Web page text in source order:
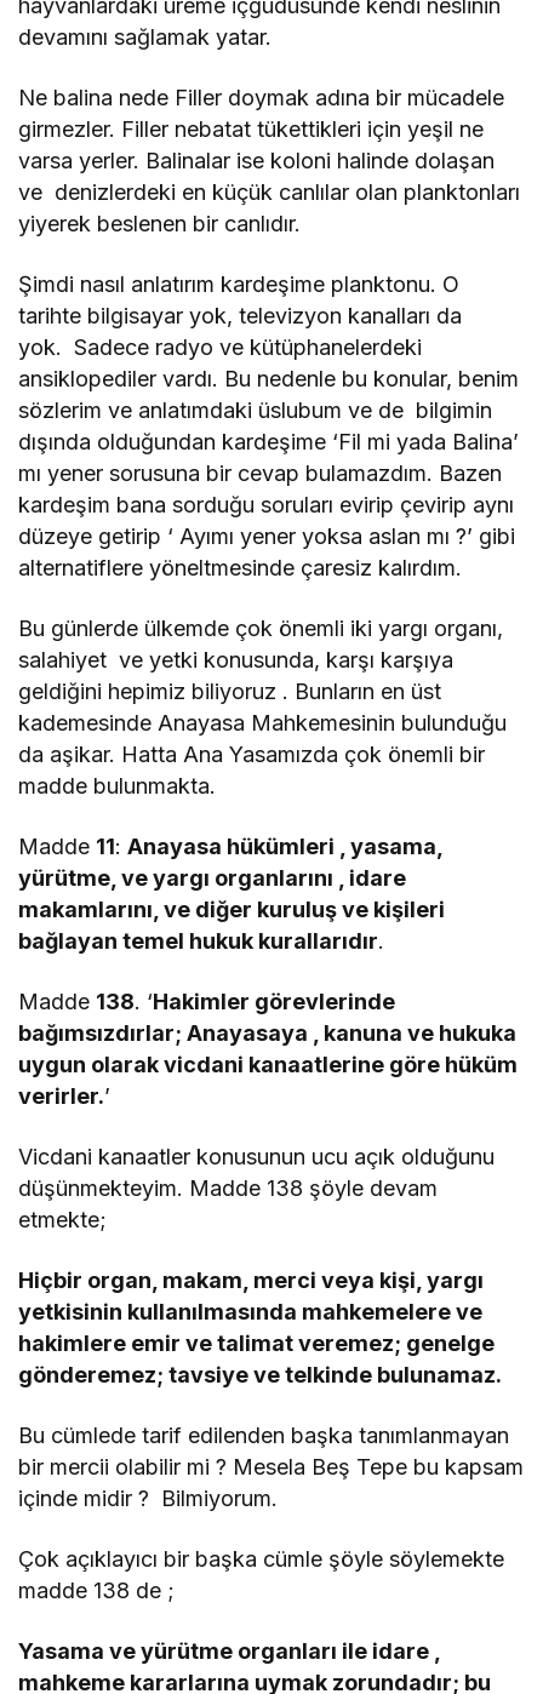
hayvanlardaki üreme içgüdüsünde kendi neslinin
devamını sağlamak yatar.
Ne balina nede Filler doymak adına bir mücadele
girmezler. Filler nebatat tükettikleri için yeşil ne
varsa yerler. Balinalar ise koloni halinde dolaşan
ve denizlerdeki en küçük canlılar olan planktonları
yiyerek beslenen bir canlıdır.
Şimdi nasıl anlatırım kardeşime planktonu. O
tarihte bilgisayar yok, televizyon kanalları da
yok. Sadece radyo ve kütüphanelerdeki
ansiklopediler vardı. Bu nedenle bu konular, benim
sözlerim ve anlatımdaki üslubum ve de bilgimin
dışında olduğundan kardeşime ‘Fil mi yada Balina’
mı yener sorusuna bir cevap bulamazdım. Bazen
kardeşim bana sorduğu soruları evirip çevirip aynı
düzeye getirip ‘ Ayımı yener yoksa aslan mı ?’ gibi
alternatiflere yöneltmesinde çaresiz kalırdım.
Bu günlerde ülkemde çok önemli iki yargı organı,
salahiyet ve yetki konusunda, karşı karşıya
geldiğini hepimiz biliyoruz . Bunların en üst
kademesinde Anayasa Mahkemesinin bulunduğu
da aşikar. Hatta Ana Yasamızda çok önemli bir
madde bulunmakta.
Madde 11:Anayasa hükümleri , yasama,
yürütme, ve yargı organlarını , idare
makamlarını, ve diğer kuruluş ve kişileri
bağlayan temel hukuk kurallarıdır.
Madde 138. ‘Hakimler görevlerinde
bağımsızdırlar; Anayasaya , kanuna ve hukuka
uygun olarak vicdani kanaatlerine göre hüküm
verirler.’
Vicdani kanaatler konusunun ucu açık olduğunu
düşünmekteyim. Madde 138 şöyle devam
etmekte;
Hiçbir organ, makam, merci veya kişi, yargı
yetkisinin kullanılmasında mahkemelere ve
hakimlere emir ve talimat veremez; genelge
gönderemez; tavsiye ve telkinde bulunamaz.
Bu cümlede tarif edilenden başka tanımlanmayan
bir mercii olabilir mi ? Mesela Beş Tepe bu kapsam
içinde midir ? Bilmiyorum.
Çok açıklayıcı bir başka cümle şöyle söylemekte
madde 138 de ;
Yasama ve yürütme organları ile idare ,
mahkeme kararlarına uymak zorundadır; bu